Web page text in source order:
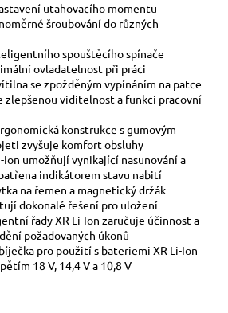
utahovacího momentu
šroubování do různých
spouštěcího spínače
ovladatelnost při práci
se zpožděným vypínáním na patce
zlepšenou viditelnost a funkci pracovní
konstrukce s gumovým
zvyšuje komfort obsluhy
umožňují vynikající nasunování a
indikátorem stavu nabití
na řemen a magnetický držák
dokonalé řešení pro uložení
řady XR Li-Ion zaručuje účinnost a
požadovaných úkonů
pro použití s bateriemi XR Li-Ion
18 V, 14,4 V a 10,8 V